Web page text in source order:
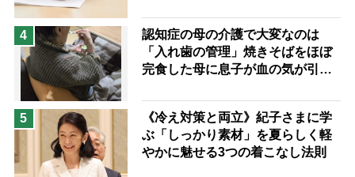
4
認知症の母の介護で大変なのは
「入れ歯の管理」焼きそばをほぼ
完食した母に息子が血の気が引い
5
《冷え対策と両立》紀子さまに学
ぶ「しっかり素材」を夏らしく軽
やかに魅せる3つの着こなし法則